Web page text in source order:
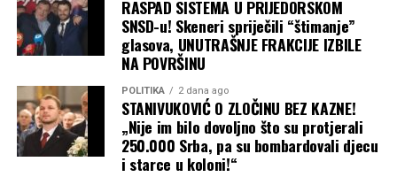
RASPAD SISTEMA U PRIJEDORSKOM
SNSD-u! Skeneri spriječili “štimanje”
glasova, UNUTRAŠNJE FRAKCIJE IZBILE
NA POVRŠINU
POLITIKA 2 dana ago
STANIVUKOVIĆ O ZLOČINU BEZ KAZNE!
„Nije im bilo dovoljno što su protjerali
250.000 Srba, pa su bombardovali djecu
i starce u koloni!“